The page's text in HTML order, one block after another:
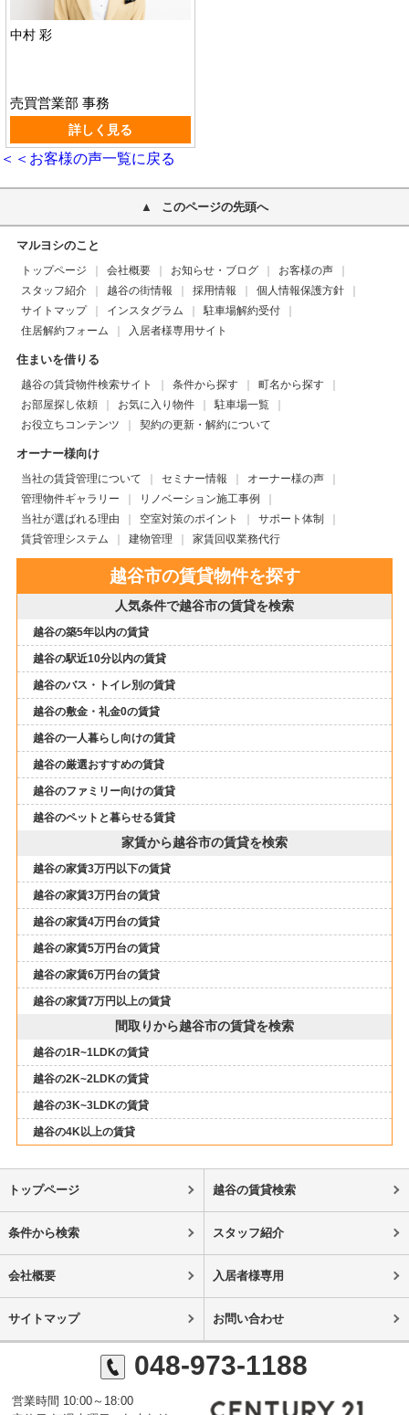
中村 彩
売買営業部 事務
詳しく見る
＜＜お客様の声一覧に戻る
このページの先頭へ
マルヨシのこと
トップページ 会社概要 お知らせ・ブログ
お客様の声
スタッフ紹介
越谷の街情報 採用情報
個人情報保護方針
サイトマップ
インスタグラム
駐車場解約受付
住居解約フォーム
入居者様専用サイト
住まいを借りる
越谷の賃貸物件検索サイト 条件から探す
町名から探す
お部屋探し依頼
お気に入り物件
駐車場一覧
お役立ちコンテンツ
契約の更新・解約について
オーナー様向け
当社の賃貸管理について セミナー情報
オーナー様の声
管理物件ギャラリー
リノベーション施工事例
当社が選ばれる理由
空室対策のポイント
サポート体制
賃貸管理システム
建物管理 家賃回収業務代行
越谷市の賃貸物件を探す
人気条件で越谷市の賃貸を検索
越谷の築5年以内の賃貸
越谷の駅近10分以内の賃貸
越谷のバス・トイレ別の賃貸
越谷の敷金・礼金0の賃貸
越谷の一人暮らし向けの賃貸
越谷の厳選おすすめの賃貸
越谷のファミリー向けの賃貸
越谷のペットと暮らせる賃貸
家賃から越谷市の賃貸を検索
越谷の家賃3万円以下の賃貸
越谷の家賃3万円台の賃貸
越谷の家賃4万円台の賃貸
越谷の家賃5万円台の賃貸
越谷の家賃6万円台の賃貸
越谷の家賃7万円以上の賃貸
間取りから越谷市の賃貸を検索
越谷の1R~1LDKの賃貸
越谷の2K~2LDKの賃貸
越谷の3K~3LDKの賃貸
越谷の4K以上の賃貸
トップページ 越谷の賃貸検索
条件から検索 スタッフ紹介
会社概要 入居者様専用
サイトマップ お問い合わせ
048-973-1188
営業時間 10:00～18:00